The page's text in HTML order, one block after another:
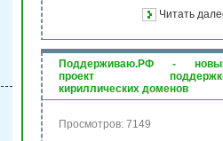
Читать
Поддерживаю.РФ -
проект
кириллических доменов
Просмотров: 7149